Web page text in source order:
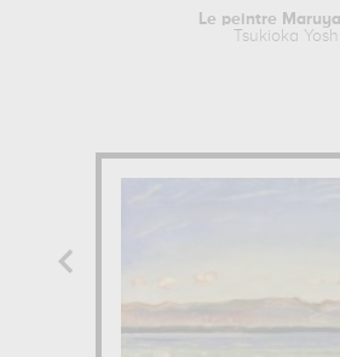
Le peintre
Tsukioka